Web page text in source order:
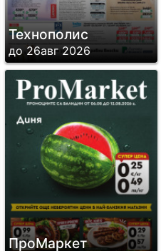
Технополис
до 26авг 2026
ПроМаркет